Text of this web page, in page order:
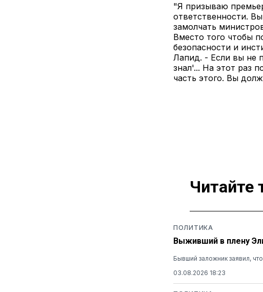
"Я призываю
ответственности.
замолчать
Вместо того чтобы
безопасности и
Лапид. - Если вы не
знал'... На этот раз
часть этого. Вы
Читайте
ПОЛИТИКА
Выживший в плену
Бывший заложник заявил,
03.08.2026 18:23